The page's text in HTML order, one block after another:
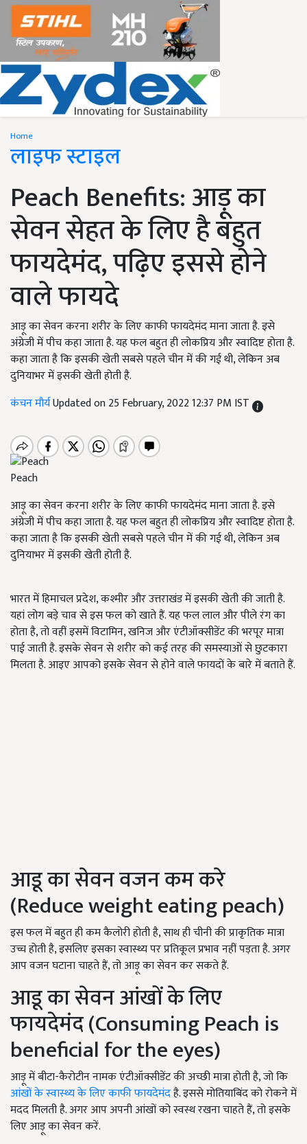
Home
लाइफ स्टाइल
Peach Benefits: आड़ू का
सेवन सेहत के लिए है बहुत
फायदेमंद, पढ़िए इससे होने
वाले फायदे
आड़ू का सेवन करना शरीर के लिए काफी फायदेमंद माना जाता है. इसे
अंग्रेजी में पीच कहा जाता है. यह फल बहुत ही लोकप्रिय और स्वादिष्ट होता है.
कहा जाता है कि इसकी खेती सबसे पहले चीन में की गई थी, लेकिन अब
दुनियाभर में इसकी खेती होती है.
कंचन मौर्यUpdated on 25 February, 2022 12:37 PM IST
Peach
आड़ू का सेवन करना शरीर के लिए काफी फायदेमंद माना जाता है. इसे
अंग्रेजी में पीच कहा जाता है. यह फल बहुत ही लोकप्रिय और स्वादिष्ट होता है.
कहा जाता है कि इसकी खेती सबसे पहले चीन में की गई थी, लेकिन अब
दुनियाभर में इसकी खेती होती है.
भारत में हिमाचल प्रदेश, कश्मीर और उत्तराखंड में इसकी खेती की जाती है.
यहां लोग बड़े चाव से इस फल को खाते हैं. यह फल लाल और पीले रंग का
होता है, तो वहीं इसमें विटामिन, खनिज और एंटीऑक्सीडेंट की भरपूर मात्रा
पाई जाती है. इसके सेवन से शरीर को कई तरह की समस्याओं से छुटकारा
मिलता है. आइए आपको इसके सेवन से होने वाले फायदों के बारे में बताते हैं.
आडू का सेवन वजन कम करे
(Reduce weight eating peach)
इस फल में बहुत ही कम कैलोरी होती है, साथ ही चीनी की प्राकृतिक मात्रा
उच्च होती है, इसलिए इसका स्वास्थ्य पर प्रतिकूल प्रभाव नहीं पड़ता है. अगर
आप वजन घटाना चाहते हैं, तो आड़ू का सेवन कर सकते हैं.
आडू का सेवन आंखों के लिए
फायदेमंद (Consuming Peach is
beneficial for the eyes)
आड़ू में बीटा-कैरोटीन नामक एंटीऑक्सीडेंट की अच्छी मात्रा होती है, जो कि
आंखों के स्वास्थ्य के लिए काफी फायदेमंदहै. इससे मोतियाबिंद को रोकने में
मदद मिलती है. अगर आप अपनी आंखों को स्वस्थ रखना चाहते हैं, तो इसके
लिए आड़ू का सेवन करें.